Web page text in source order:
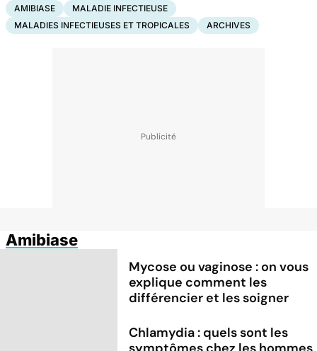
AMIBIASE
MALADIE INFECTIEUSE
MALADIES INFECTIEUSES ET TROPICALES
ARCHIVES
Amibiase
Mycose ou vaginose : on vous
explique comment les
différencier et les soigner
Chlamydia : quels sont les